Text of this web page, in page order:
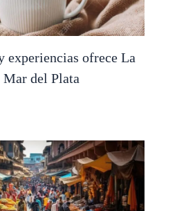
experiencias ofrece La
Mar del Plata